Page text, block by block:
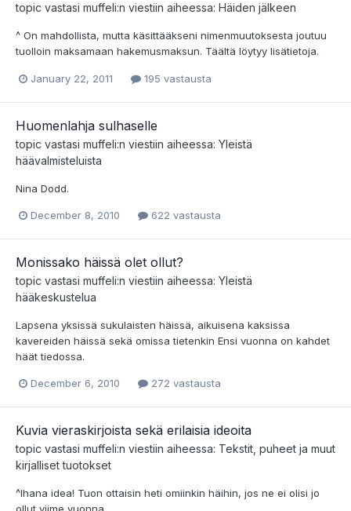
topic vastasi muffeli:n viestiin aiheessa: Häiden jälkeen
^ On mahdollista, mutta käsittääkseni nimenmuutoksesta joutuu
tuolloin maksamaan hakemusmaksun. Täältä löytyy lisätietoja.
January 22, 2011 195 vastausta
Huomenlahja sulhaselle
topic vastasi muffeli:n viestiin aiheessa: Yleistä
häävalmisteluista
Nina Dodd.
December 8, 2010 622 vastausta
Monissako häissä olet ollut?
topic vastasi muffeli:n viestiin aiheessa: Yleistä
hääkeskustelua
Lapsena yksissä sukulaisten häissä, aikuisena kaksissa
kavereiden häissä sekä omissa tietenkin Ensi vuonna on kahdet
häät tiedossa.
December 6, 2010 272 vastausta
Kuvia vieraskirjoista sekä erilaisia ideoita
topic vastasi muffeli:n viestiin aiheessa: Tekstit, puheet ja muut
kirjalliset tuotokset
^Ihana idea! Tuon ottaisin heti omiinkin häihin, jos ne ei olisi jo